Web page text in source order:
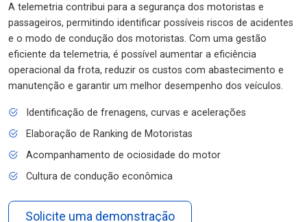
A telemetria contribui para a segurança dos motoristas e
passageiros, permitindo identificar possíveis riscos de acidentes
e o modo de condução dos motoristas. Com uma gestão
eficiente da telemetria, é possível aumentar a eficiência
operacional da frota, reduzir os custos com abastecimento e
manutenção e garantir um melhor desempenho dos veículos.
Identificação de frenagens, curvas e acelerações
Elaboração de Ranking de Motoristas
Acompanhamento de ociosidade do motor
Cultura de condução econômica
Solicite uma demonstração